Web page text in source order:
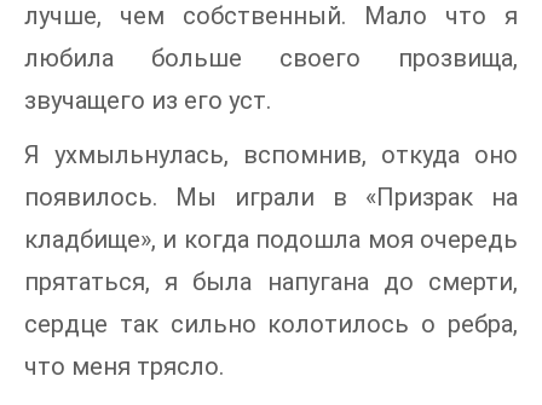
лучше, чем собственный. Мало что я
любила больше своего прозвища,
звучащего из его уст.
Я ухмыльнулась, вспомнив, откуда оно
появилось. Мы играли в «Призрак на
кладбище», и когда подошла моя очередь
прятаться, я была напугана до смерти,
сердце так сильно колотилось о ребра,
что меня трясло.